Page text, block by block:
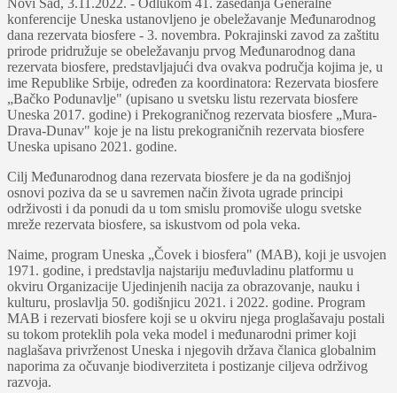
Novi Sad, 3.11.2022. - Odlukom 41. zasedanja Generalne
konferencije Uneska ustanovlјeno je obeležavanje Međunarodnog
dana rezervata biosfere - 3. novembra. Pokrajinski zavod za zaštitu
prirode pridružuje se obeležavanju prvog Međunarodnog dana
rezervata biosfere, predstavlјajući dva ovakva područja kojima je, u
ime Republike Srbije, određen za koordinatora: Rezervata biosfere
„Bačko Podunavlјe" (upisano u svetsku listu rezervata biosfere
Uneska 2017. godine) i Prekograničnog rezervata biosfere „Mura-
Drava-Dunav" koje je na listu prekograničnih rezervata biosfere
Uneska upisano 2021. godine.
Cilј Međunarodnog dana rezervata biosfere je da na godišnjoj
osnovi poziva da se u savremen način života ugrade principi
održivosti i da ponudi da u tom smislu promoviše ulogu svetske
mreže rezervata biosfere, sa iskustvom od pola veka.
Naime, program Uneska „Čovek i biosfera" (MAB), koji je usvojen
1971. godine, i predstavlјa najstariju međuvladinu platformu u
okviru Organizacije Ujedinjenih nacija za obrazovanje, nauku i
kulturu, proslavlјa 50. godišnjicu 2021. i 2022. godine. Program
MAB i rezervati biosfere koji se u okviru njega proglašavaju postali
su tokom proteklih pola veka model i međunarodni primer koji
naglašava privrženost Uneska i njegovih država članica globalnim
naporima za očuvanje biodiverziteta i postizanje cilјeva održivog
razvoja.